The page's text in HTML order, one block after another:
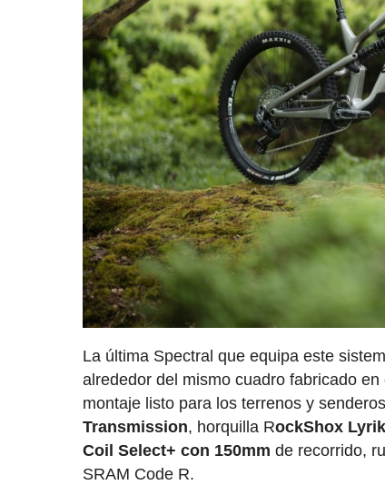
La última Spectral que equipa este
alrededor del mismo cuadro fabricado
montaje listo para los terrenos y
Transmission, horquilla RockShox
Coil Select+ con 150mm de recorrido,
SRAM Code R.